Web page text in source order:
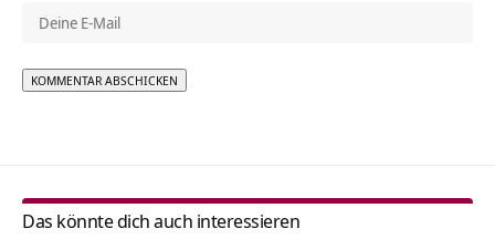
Das könnte dich auch interessieren